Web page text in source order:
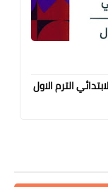
الترم الاول